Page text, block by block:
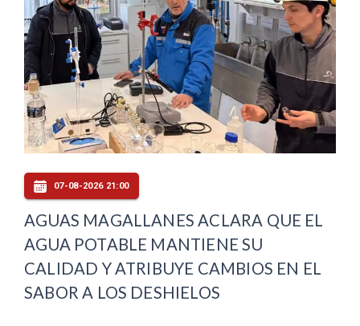
07-08-2026 21:00
AGUAS MAGALLANES ACLARA QUE EL
AGUA POTABLE MANTIENE SU
CALIDAD Y ATRIBUYE CAMBIOS EN EL
SABOR A LOS DESHIELOS